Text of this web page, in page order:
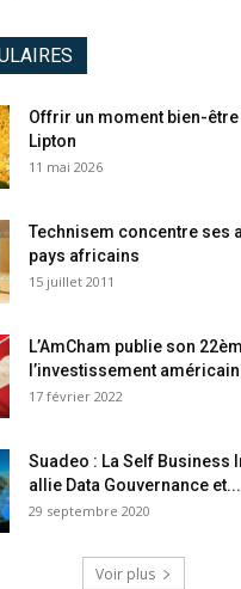
Offrir un moment bien-être
Lipton
11 mai 2026
Technisem concentre ses
pays africains
15 juillet 2011
L’AmCham publie son
l’investissement
17 février 2022
Suadeo : La Self Business
allie Data Gouvernance et...
29 septembre 2020
Voir plus